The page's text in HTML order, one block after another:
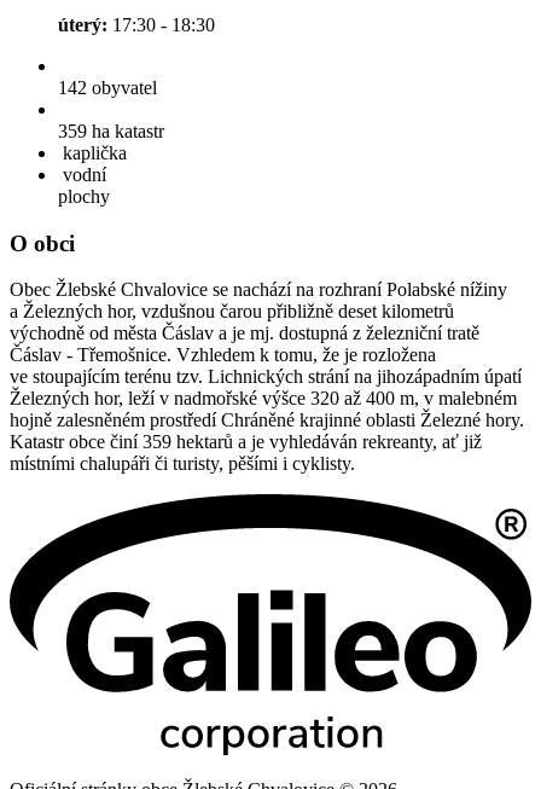
úterý: 17:30 - 18:30
142 obyvatel
359 ha katastr
kaplička
vodní
plochy
O obci
Obec Žlebské Chvalovice se nachází na rozhraní Polabské nížiny
a Železných hor, vzdušnou čarou přibližně deset kilometrů
východně od města Čáslav a je mj. dostupná z železniční tratě
Čáslav - Třemošnice. Vzhledem k tomu, že je rozložena
ve stoupajícím terénu tzv. Lichnických strání na jihozápadním úpatí
Železných hor, leží v nadmořské výšce 320 až 400 m, v malebném
hojně zalesněném prostředí Chráněné krajinné oblasti Železné hory.
Katastr obce činí 359 hektarů a je vyhledáván rekreanty, ať již
místními chalupáři či turisty, pěšími i cyklisty.